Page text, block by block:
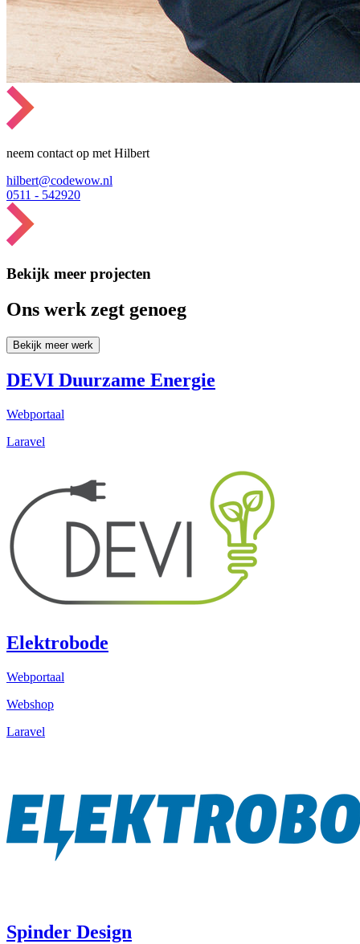
neem contact op met Hilbert
hilbert@codewow.nl
0511 - 542920
Bekijk meer projecten
Ons werk zegt genoeg
Bekijk meer werk
DEVI Duurzame Energie
Webportaal
Laravel
Elektrobode
Webportaal
Webshop
Laravel
Spinder Design